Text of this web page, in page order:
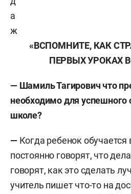
а
ж
«ВСПОМНИТЕ, КАК
ПЕРВЫХ УРОКАХ
— Шамиль Тагирович что
необходимо для успешного
школе?
— Когда ребенок
постоянно говорят, что
говорят, как это сделать
учитель пишет что-то на